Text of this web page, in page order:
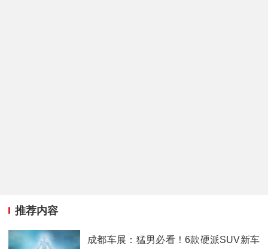
推荐内容
成都车展：猛男必看！6款硬派SUV新车